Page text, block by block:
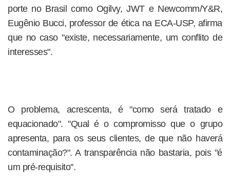
porte no Brasil como Ogilvy, JWT e Newcomm/Y&R,
Eugênio Bucci, professor de ética na ECA-USP, afirma
que no caso "existe, necessariamente, um conflito de
interesses".
O problema, acrescenta, é "como será tratado e
equacionado". "Qual é o compromisso que o grupo
apresenta, para os seus clientes, de que não haverá
contaminação?". A transparência não bastaria, pois "é
um pré-requisito".